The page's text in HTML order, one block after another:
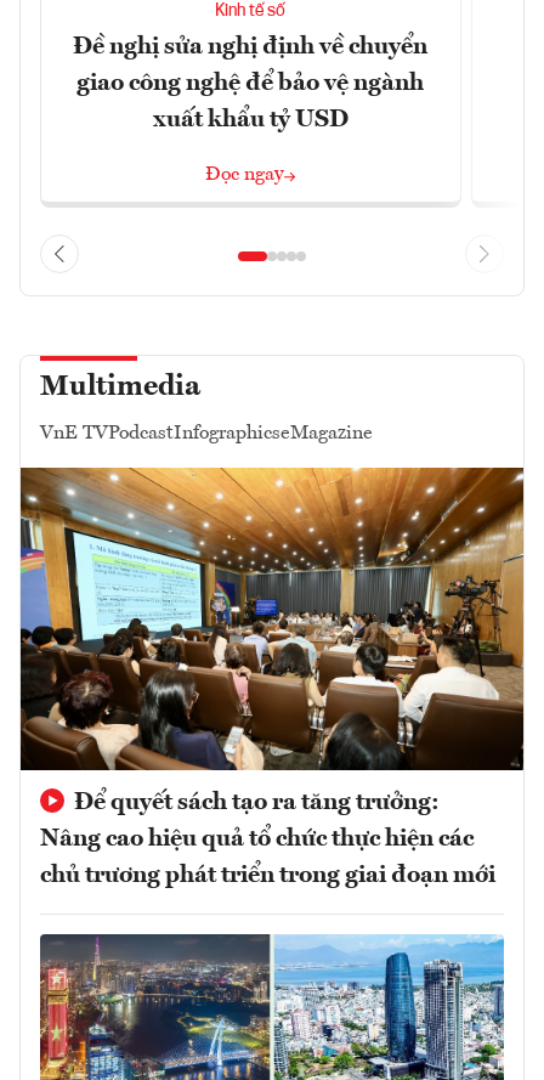
Kinh tế số
Đề nghị sửa nghị định về chuyển
giao công nghệ để bảo vệ ngành
xuất khẩu tỷ USD
Đọc ngay
Multimedia
VnE TVPodcastInfographicseMagazine
Để quyết sách tạo ra tăng trưởng:
Nâng cao hiệu quả tổ chức thực hiện các
chủ trương phát triển trong giai đoạn mới